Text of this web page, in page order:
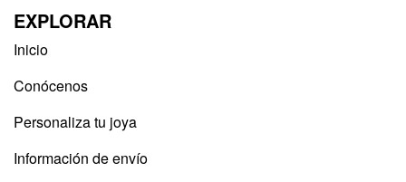
EXPLORAR
Inicio
Conócenos
Personaliza tu joya
Información de envío